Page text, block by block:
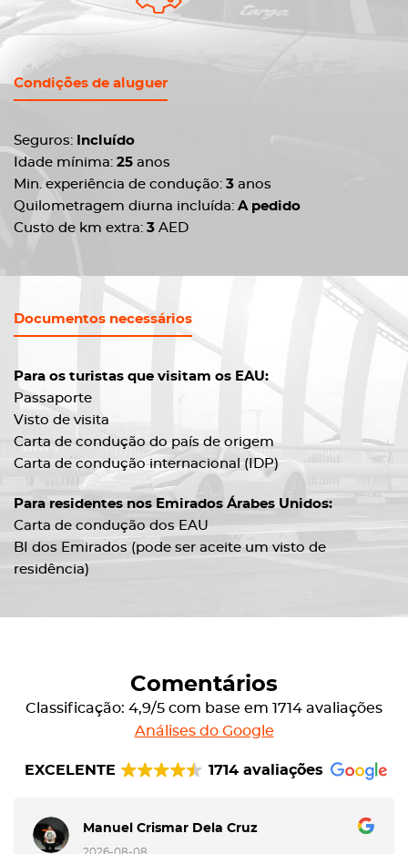
Condições de aluguer
Seguros:
Incluído
Idade mínima: 25 anos
Min. experiência de condução: 3 anos
Quilometragem diurna incluída: A pedido
Custo de km extra: 3 AED
Documentos necessários
Para os turistas que visitam os EAU:
Passaporte
Visto de visita
Carta de condução do país de origem
Carta de condução internacional (IDP)
Para residentes nos Emirados Árabes Unidos:
Carta de condução dos EAU
BI dos Emirados (pode ser aceite um visto de
residência)
Comentários
Classificação: 4,9/5 com base em 1714 avaliações
Análises do Google
EXCELENTE 1714 avaliações
Manuel Crismar Dela Cruz